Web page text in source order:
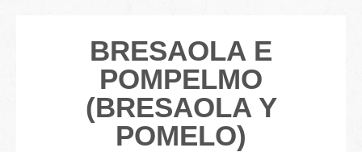
BRESAOLA E
POMPELMO
(BRESAOLA Y
POMELO)